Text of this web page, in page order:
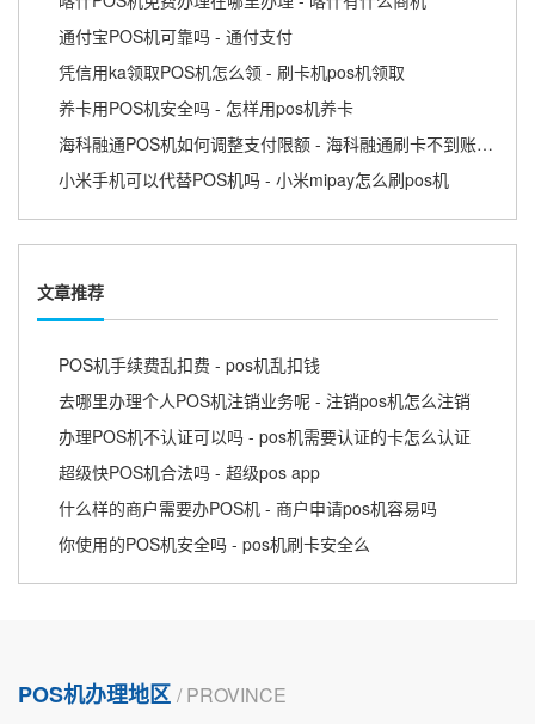
通付宝POS机可靠吗 - 通付支付
凭信用ka领取POS机怎么领 - 刷卡机pos机领取
养卡用POS机安全吗 - 怎样用pos机养卡
海科融通POS机如何调整支付限额 - 海科融通刷卡不到账怎么办
小米手机可以代替POS机吗 - 小米mipay怎么刷pos机
文章推荐
POS机手续费乱扣费 - pos机乱扣钱
去哪里办理个人POS机注销业务呢 - 注销pos机怎么注销
办理POS机不认证可以吗 - pos机需要认证的卡怎么认证
超级快POS机合法吗 - 超级pos app
什么样的商户需要办POS机 - 商户申请pos机容易吗
你使用的POS机安全吗 - pos机刷卡安全么
POS机办理地区 / PROVINCE